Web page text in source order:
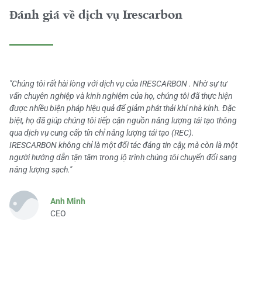
Đánh giá về dịch vụ Irescarbon
"Chúng tôi rất hài lòng với dịch vụ của IRESCARBON . Nhờ sự tư
vấn chuyên nghiệp và kinh nghiệm của họ, chúng tôi đã thực hiện
được nhiều biện pháp hiệu quả để giảm phát thải khí nhà kính. Đặc
biệt, họ đã giúp chúng tôi tiếp cận nguồn năng lượng tái tạo thông
qua dịch vụ cung cấp tín chỉ năng lượng tái tạo (REC).
IRESCARBON không chỉ là một đối tác đáng tin cậy, mà còn là một
người hướng dẫn tận tâm trong lộ trình chúng tôi chuyển đổi sang
năng lượng sạch."
Anh Minh
CEO